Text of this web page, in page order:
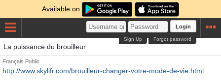
Available on
Login
Forgot password
Sign Up
La puissance du brouilleur
Français Public
http://www.skylifr.com/brouilleur-changer-votre-mode-de-vie.html